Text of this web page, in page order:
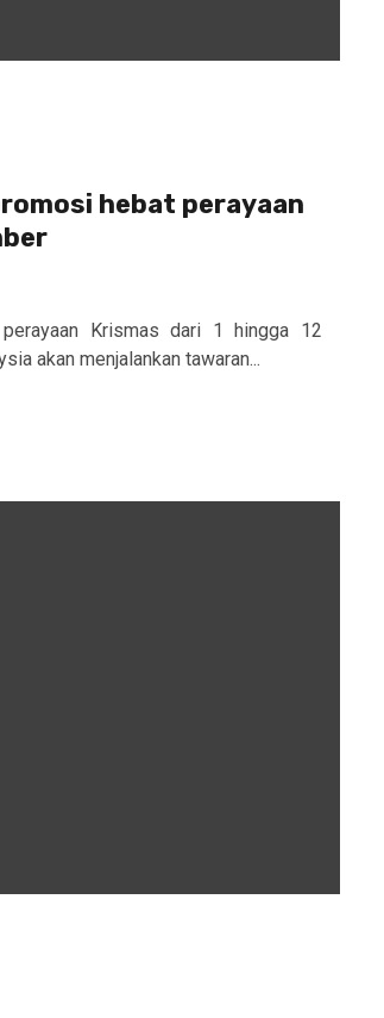
hebat perayaan
Krismas dari 1 hingga 12
akan menjalankan tawaran...